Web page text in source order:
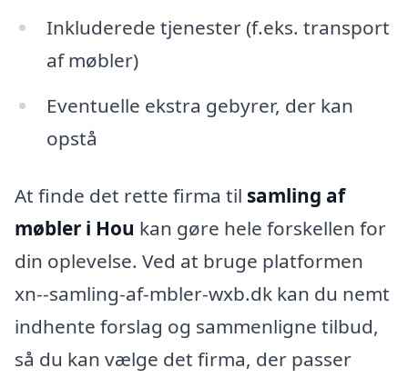
Inkluderede tjenester (f.eks. transport
af møbler)
Eventuelle ekstra gebyrer, der kan
opstå
At finde det rette firma til samling af
møbler i Hou kan gøre hele forskellen for
din oplevelse. Ved at bruge platformen
xn--samling-af-mbler-wxb.dk kan du nemt
indhente forslag og sammenligne tilbud,
så du kan vælge det firma, der passer